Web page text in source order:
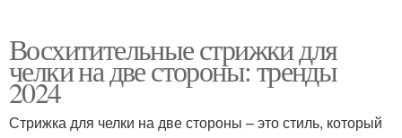
Восхитительные стрижки для
челки на две стороны: тренды
2024
Стрижка для челки на две стороны – это стиль, который